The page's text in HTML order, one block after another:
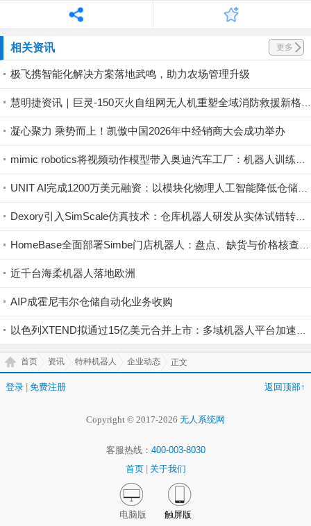
相关资讯 更多
极飞携智能化解决方案落地武鸣，助力农场管理升级
慧明捷资讯｜巨灵-150灭火自组网无人机重塑全域消防救援新格局，硬核空中救险！
凝心聚力 乘势而上！凯傲中国2026年中经销商大会成功举办
mimic robotics将视频动作模型带入奥迪汽车工厂：机器人训练开始直接利用视觉示范
UNIT AI完成1200万美元融资：以模块化物理人工智能降低仓储自动化门槛
Dexory引入SimScale仿真技术：仓库机器人研发从实体试错转向云端验证
HomeBase全面部署Simbe门店机器人：盘点、缺货与价格核查实现持续数字化
近千台海柔机器人落地欧洲
AIP成霍尼韦尔仓储自动化业务收购
以色列XTEND拟通过15亿美元合并上市：多域机器人平台加速规模化
首页 资讯 特种机器人 企业动态 正文
登录 免费注册 返回顶部↑
Copyright © 2017-2026 无人系统网
客服热线： 400-003-8030
首页
关于我们
电脑版 触屏版